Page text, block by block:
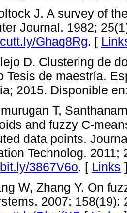
J. A survey of
Journal. 1982;
Ghaq8Rg. [
D. Clustering de
Tesis de maestría.
2015. Disponible
T,
and fuzzy C-
data points.
Technolog.
3867V6o. [ Links ]
W, Zhang Y. On
2007; 158(19):